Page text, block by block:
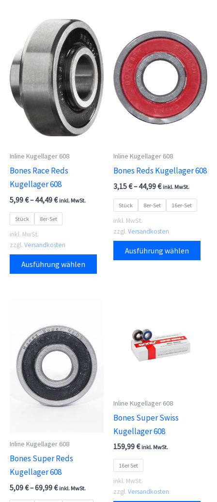
Die
auf
der
Inline Kugellager 608
Bones Race Reds
Kugellager 608
5,99€–44,49€ inkl. MwSt.
Stück 8er-Set
inkl. MwSt.
zzgl. Versandkosten
Ausführung wählen
Dieses
können
Produktseite
gewählt
werden
Inline Kugellager 608
Bones Reds Kugellager 608
3,15€–44,99€ inkl. MwSt.
Stück 8er-Set 16er-Set
inkl. MwSt.
zzgl. Versandkosten
Ausführung wählen
Inline Kugellager 608
Bones Super Reds
Kugellager 608
5,09€–69,99€ inkl. MwSt.
Inline Kugellager 608
Bones Super Swiss
Kugellager 608
159,99€ inkl. MwSt.
16er Set
inkl. MwSt.
zzgl. Versandkosten